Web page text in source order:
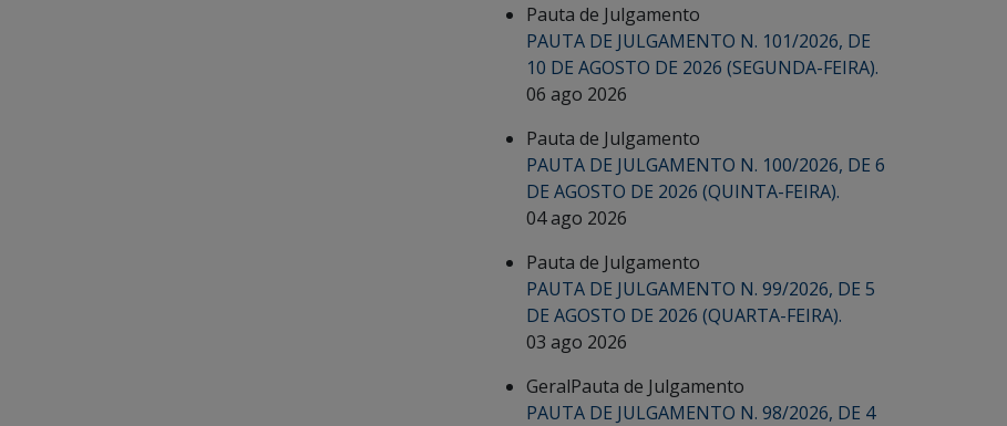
Pauta de Julgamento
PAUTA DE JULGAMENTO N. 101/2026, DE
10 DE AGOSTO DE 2026 (SEGUNDA-FEIRA).
06 ago 2026
Pauta de Julgamento
PAUTA DE JULGAMENTO N. 100/2026, DE 6
DE AGOSTO DE 2026 (QUINTA-FEIRA).
04 ago 2026
Pauta de Julgamento
PAUTA DE JULGAMENTO N. 99/2026, DE 5
DE AGOSTO DE 2026 (QUARTA-FEIRA).
03 ago 2026
GeralPauta de Julgamento
PAUTA DE JULGAMENTO N. 98/2026, DE 4